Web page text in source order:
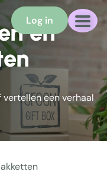
Log in
en
een verhaal